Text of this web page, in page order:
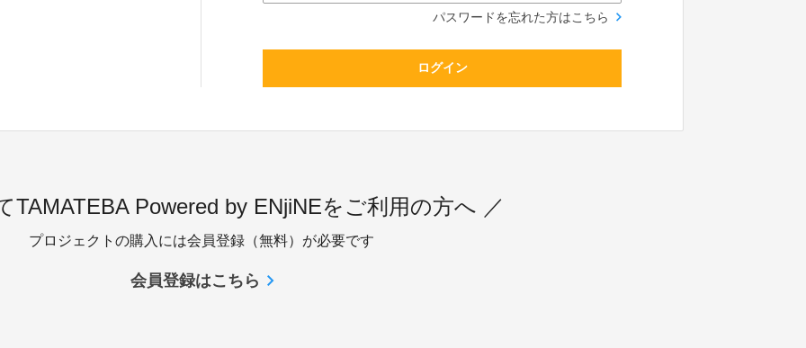
パスワードを忘れた方はこちら
ログイン
TAMATEBA Powered by ENjiNEをご利用の方へ ／
プロジェクトの購入には会員登録（無料）が必要です
会員登録はこちら